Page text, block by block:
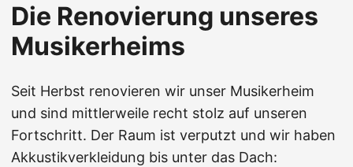
Die Renovierung unseres
Musikerheims
Seit Herbst renovieren wir unser Musikerheim
und sind mittlerweile recht stolz auf unseren
Fortschritt. Der Raum ist verputzt und wir haben
Akkustikverkleidung bis unter das Dach: